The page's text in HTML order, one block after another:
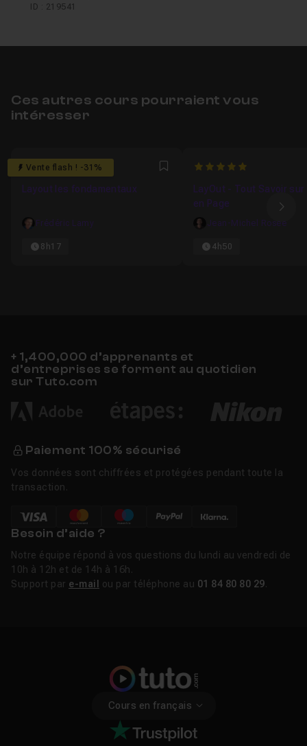
ID : 219541
Ces autres cours pourraient vous
intéresser
Vente flash ! -31%
4.7631578947368 Favori
Layout les fondamentaux
Frédéric Lamy
8h17
5
LayOut - Tout Savoir
en Page
Jean-Michel Rosee
4h50
+ 1,400,000 d’apprenants et
d’entreprises se forment au quotidien
sur Tuto.com
Paiement 100% sécurisé
Vos données sont chiffrées et protégées pendant toute la
transaction.
Besoin d’aide ?
Notre équipe répond à vos questions du lundi au vendredi de
10h à 12h et de 14h à 16h.
Support par e-mail ou par téléphone au 01 84 80 80 29
Cours en français